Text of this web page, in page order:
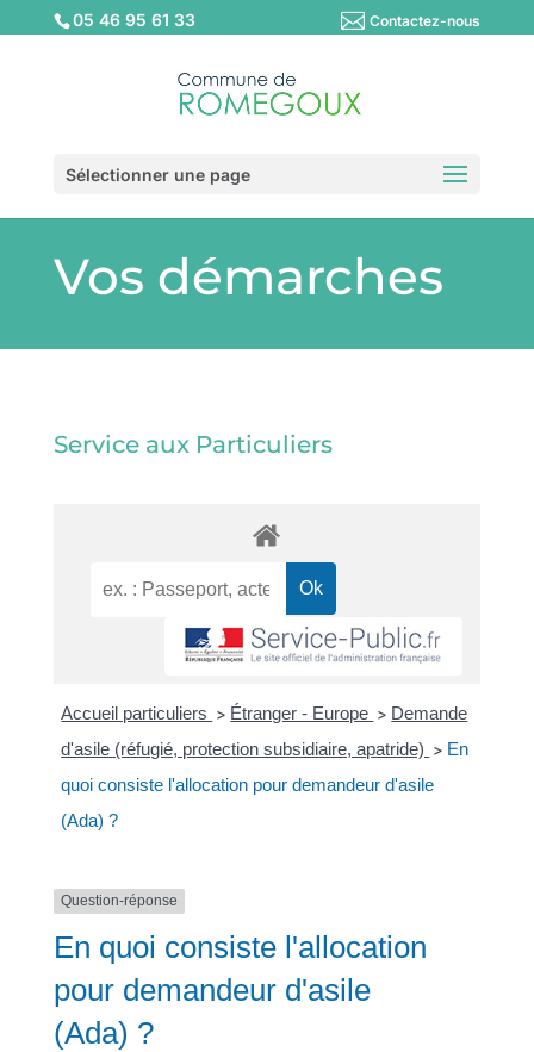
05 46 95 61 33 Contactez-nous
Sélectionner une page
Vos démarches
Service aux Particuliers
Accueil particuliers > Étranger - Europe > Demande
d'asile (réfugié, protection subsidiaire, apatride) > En
quoi consiste l'allocation pour demandeur d'asile
(Ada) ?
Question-réponse
En quoi consiste l'allocation
pour demandeur d'asile
(Ada) ?